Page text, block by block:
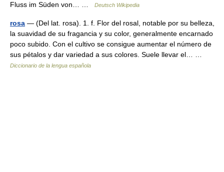
Fluss im Süden von… …
Deutsch Wikipedia
rosa — (Del lat. rosa). 1. f. Flor del rosal, notable por su belleza,
la suavidad de su fragancia y su color, generalmente encarnado
poco subido. Con el cultivo se consigue aumentar el número de
sus pétalos y dar variedad a sus colores. Suele llevar el… …
Diccionario de la lengua española